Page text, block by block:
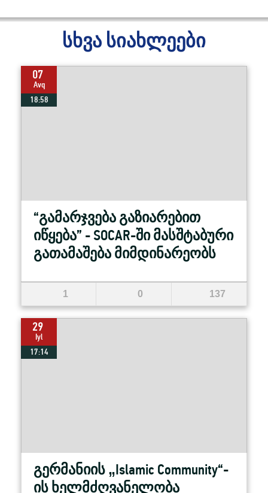
სხვა სიახლეები
07
Avq
18:58
“გამარჯვება გაზიარებით
იწყება” - SOCAR-ში მასშტაბური
გათამაშება მიმდინარეობს
1 0 137
29
Iyl
17:14
გერმანიის „Islamic Community“-
ის ხელმძღვანელობა